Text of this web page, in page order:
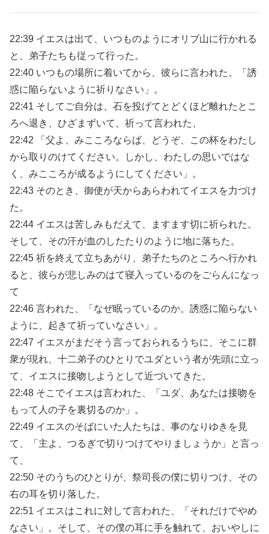
22:39 イエスは出て、いつものようにオリブ山に行かれる
と、弟子たちも従って行った。
22:40 いつもの場所に着いてから、彼らに言われた、「誘
惑に陥らないように祈りなさい」。
22:41 そしてご自分は、石を投げてとどくほど離れたとこ
ろへ退き、ひざまずいて、祈って言われた、
22:42 「父よ、みこころならば、どうぞ、この杯をわたし
から取りのけてください。しかし、わたしの思いではな
く、みこころが成るようにしてください」。
22:43 そのとき、御使が天からあらわれてイエスを力づけ
た。
22:44 イエスは苦しみもだえて、ますます切に祈られた。
そして、その汗が血のしたたりのように地に落ちた。
22:45 祈を終えて立ちあがり、弟子たちのところへ行かれ
ると、彼らが悲しみのはて寝入っているのをごらんになっ
て
22:46 言われた、「なぜ眠っているのか。誘惑に陥らない
ように、起きて祈っていなさい」。
22:47 イエスがまだそう言っておられるうちに、そこに群
衆が現れ、十二弟子のひとりでユダという者が先頭に立っ
て、イエスに接吻しようとして近づいてきた。
22:48 そこでイエスは言われた、「ユダ、あなたは接吻を
もって人の子を裏切るのか」。
22:49 イエスのそばにいた人たちは、事のなりゆきを見
て、「主よ、つるぎで切りつけてやりましょうか」と言っ
て、
22:50 そのうちのひとりが、祭司長の僕に切りつけ、その
右の耳を切り落した。
22:51 イエスはこれに対して言われた、「それだけでやめ
なさい」。そして、その僕の耳に手を触れて、おいやしに